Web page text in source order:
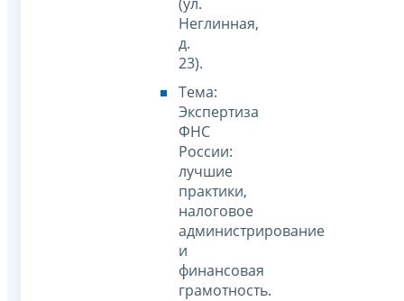
Неглинная,
д.
23).
Тема:
Экспертиза
ФНС
России:
лучшие
практики,
налоговое
администрирование
и
финансовая
грамотность.